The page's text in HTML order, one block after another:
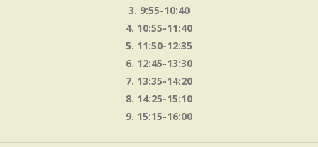
3. 9:55-10:40
4. 10:55-11:40
5. 11:50-12:35
6. 12:45-13:30
7. 13:35-14:20
8. 14:25-15:10
9. 15:15-16:00